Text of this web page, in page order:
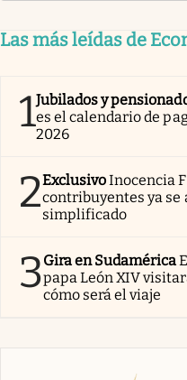
Las más leídas de
1Jubilados y
es el calendario de
2026
2ExclusivoInocencia
contribuyentes ya
simplificado
3Gira en Sudamérica
papa León XIV
cómo será el viaje